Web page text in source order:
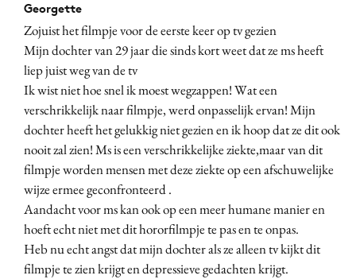
Georgette
Zojuist het filmpje voor de eerste keer op tv gezien
Mijn dochter van 29 jaar die sinds kort weet dat ze ms heeft
liep juist weg van de tv
Ik wist niet hoe snel ik moest wegzappen! Wat een
verschrikkelijk naar filmpje, werd onpasselijk ervan! Mijn
dochter heeft het gelukkig niet gezien en ik hoop dat ze dit ook
nooit zal zien! Ms is een verschrikkelijke ziekte,maar van dit
filmpje worden mensen met deze ziekte op een afschuwelijke
wijze ermee geconfronteerd .
Aandacht voor ms kan ook op een meer humane manier en
hoeft echt niet met dit hororfilmpje te pas en te onpas.
Heb nu echt angst dat mijn dochter als ze alleen tv kijkt dit
filmpje te zien krijgt en depressieve gedachten krijgt.